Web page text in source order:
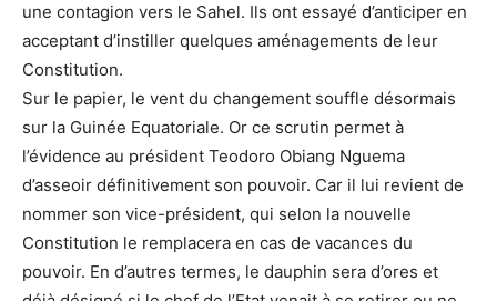
une contagion vers le Sahel. Ils ont essayé d’anticiper en
acceptant d’instiller quelques aménagements de leur
Constitution.
Sur le papier, le vent du changement souffle désormais
sur la Guinée Equatoriale. Or ce scrutin permet à
l’évidence au président Teodoro Obiang Nguema
d’asseoir définitivement son pouvoir. Car il lui revient de
nommer son vice-président, qui selon la nouvelle
Constitution le remplacera en cas de vacances du
pouvoir. En d’autres termes, le dauphin sera d’ores et